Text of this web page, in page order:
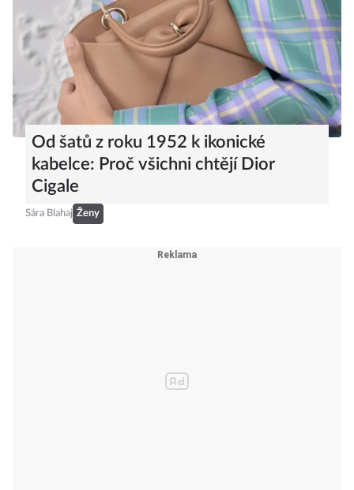
Od šatů z roku 1952 k ikonické
kabelce: Proč všichni chtějí Dior
Cigale
Sára Blahaj Ženy